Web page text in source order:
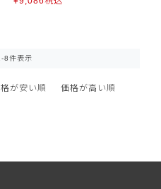
が安い順 価格が高い順
-8件表示